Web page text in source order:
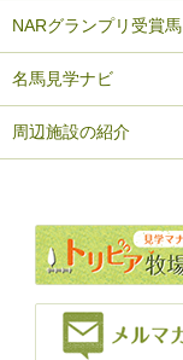
NARグランプリ受賞馬
名馬見学ナビ
周辺施設の紹介